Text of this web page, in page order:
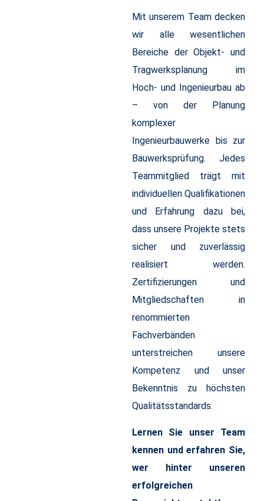
Mit unserem Team decken
wir alle wesentlichen
Bereiche der Objekt- und
Tragwerksplanung im
Hoch- und Ingenieurbau ab
– von der Planung
komplexer
Ingenieurbauwerke bis zur
Bauwerksprüfung. Jedes
Teammitglied trägt mit
individuellen Qualifikationen
und Erfahrung dazu bei,
dass unsere Projekte stets
sicher und zuverlässig
realisiert werden.
Zertifizierungen und
Mitgliedschaften in
renommierten
Fachverbänden
unterstreichen unsere
Kompetenz und unser
Bekenntnis zu höchsten
Qualitätsstandards.
Lernen Sie unser Team
kennen und erfahren Sie,
wer hinter unseren
erfolgreichen